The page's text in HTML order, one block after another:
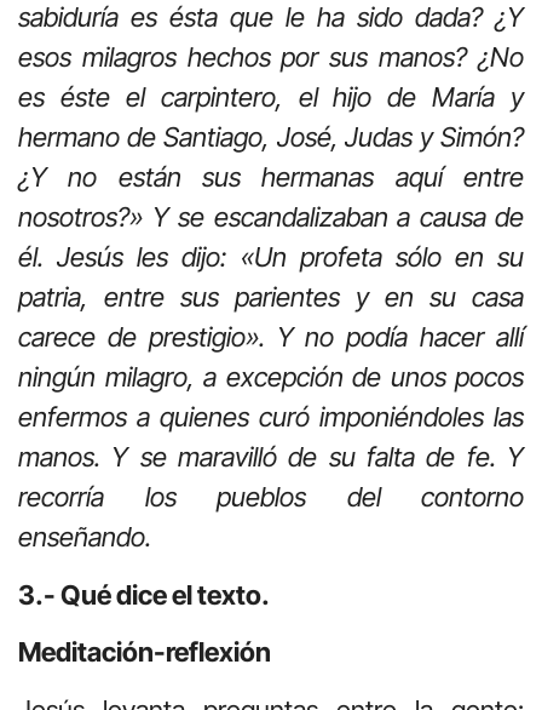
sabiduría es ésta que le ha sido dada? ¿Y
esos milagros hechos por sus manos? ¿No
es éste el carpintero, el hijo de María y
hermano de Santiago, José, Judas y Simón?
¿Y no están sus hermanas aquí entre
nosotros?» Y se escandalizaban a causa de
él. Jesús les dijo: «Un profeta sólo en su
patria, entre sus parientes y en su casa
carece de prestigio». Y no podía hacer allí
ningún milagro, a excepción de unos pocos
enfermos a quienes curó imponiéndoles las
manos. Y se maravilló de su falta de fe. Y
recorría los pueblos del contorno
enseñando.
3.- Qué dice el texto.
Meditación-reflexión